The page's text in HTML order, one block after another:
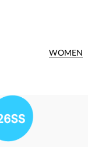
WOMEN